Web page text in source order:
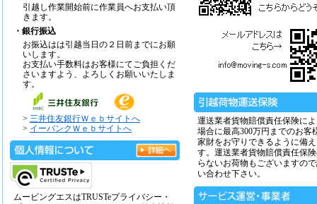
引越し作業開始前に作業員へお支払い頂
きます。
・銀行振込
お振込はは引越当日の２日前までにお願
いします。
お支払い手数料はお客様にてご負担くだ
さいますよう、よろしくお願いいたしま
す。
> 三井住友銀行Ｗｅｂサイトへ
> イーバンクＷｅｂサイトへ
ムービングエスはTRUSTeプライバシー・
運送業者貨物賠償責任保険に
場合に最高300万円までのお客
家財をお守りできるように備
す。運送業者貨物賠償責任保
らないお荷物もございますの
い合わせ下さい。